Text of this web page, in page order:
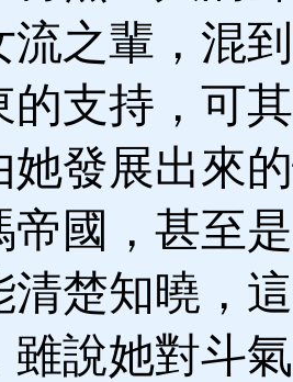
流之輩，混
的支持，可
她發展出來
帝國，甚至
清楚知曉，
雖說她對斗